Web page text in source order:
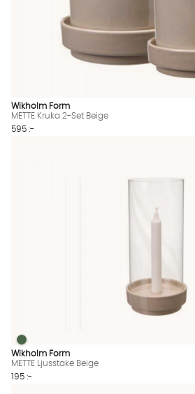
Wikholm Form
METTE Kruka 2-Set Beige
595 :-
METTE Ljusstake Beige Finns även i
METTE Ljusstake Beige
Wikholm Form
METTE Ljusstake Beige
195 :-